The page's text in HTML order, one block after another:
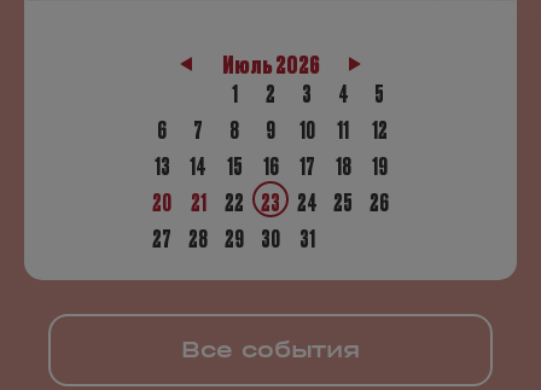
Июль 2026
1
2 3 4
5
6
7 8 9 10 11
12
13
14 15 16 17 18
19
20
21 22 23 24 25 26
27 28 29 30 31
Все события